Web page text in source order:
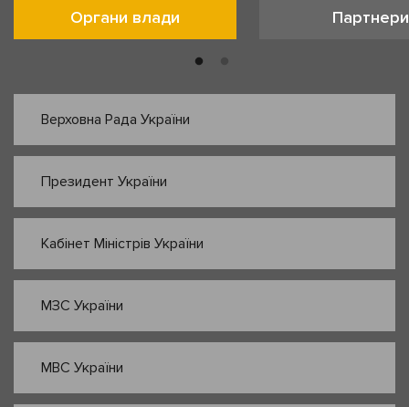
Органи влади Партнери
Верховна Рада України
Президент України
Кабінет Міністрів України
МЗС України
МВС України